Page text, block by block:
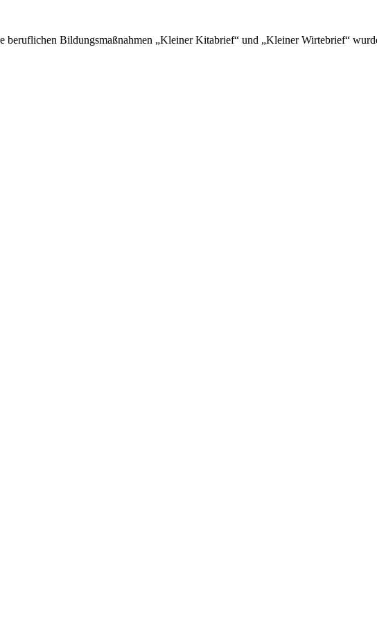
Bildungsmaßnahmen „Kleiner Kitabrief“ und „Kleiner Wirtebrief“